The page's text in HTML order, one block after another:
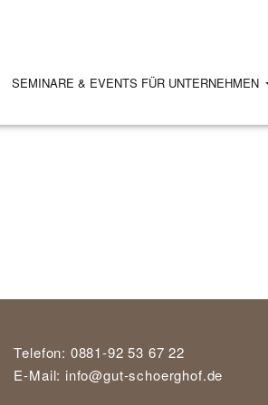
SEMINARE & EVENTS FÜR UNTERNEHMEN
Telefon: 0881-92 53 67 22
E-Mail: info@gut-schoerghof.de